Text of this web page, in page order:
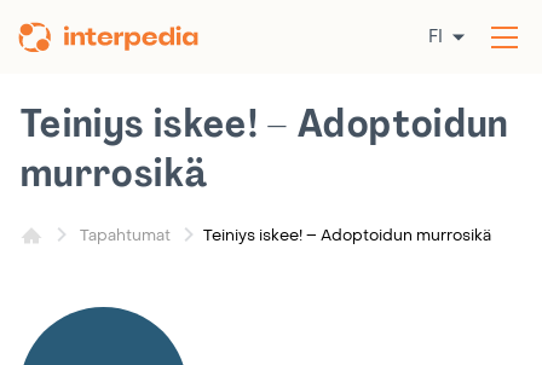
sisältöön
FI
Tapahtumat Teiniys iskee! – Adoptoidun murrosikä
Teiniys iskee! – Adoptoidun
murrosikä